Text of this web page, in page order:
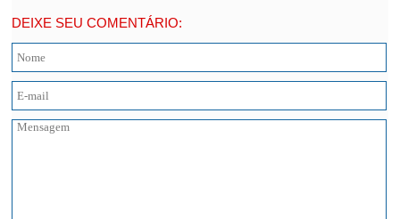
DEIXE SEU COMENTÁRIO: